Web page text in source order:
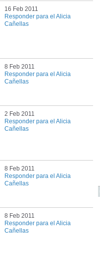
16 Feb 2011
Responder para el Alicia
Cañellas
8 Feb 2011
Responder para el Alicia
Cañellas
2 Feb 2011
Responder para el Alicia
Cañellas
8 Feb 2011
Responder para el Alicia
Cañellas
8 Feb 2011
Responder para el Alicia
Cañellas